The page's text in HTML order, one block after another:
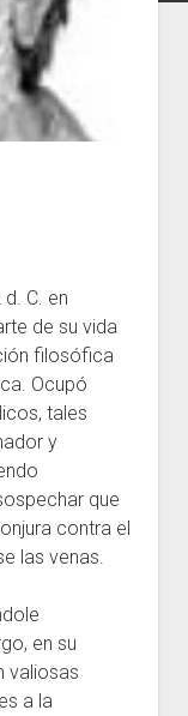
C. en
de su vida
filosófica
Ocupó
tales
y
que
contra el
las venas.
en su
valiosas
a la